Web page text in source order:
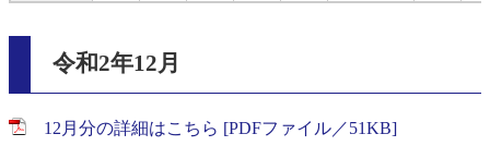
令和2年12月
12月分の詳細はこちら [PDFファイル／51KB]